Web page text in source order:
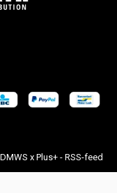
DMWS x Plus+- RSS-feed